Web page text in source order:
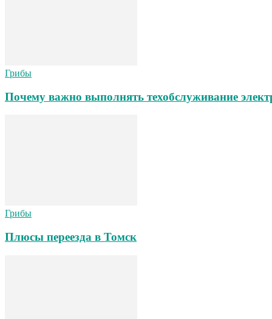
Грибы
Почему важно выполнять техобслуживание
Грибы
Плюсы переезда в Томск